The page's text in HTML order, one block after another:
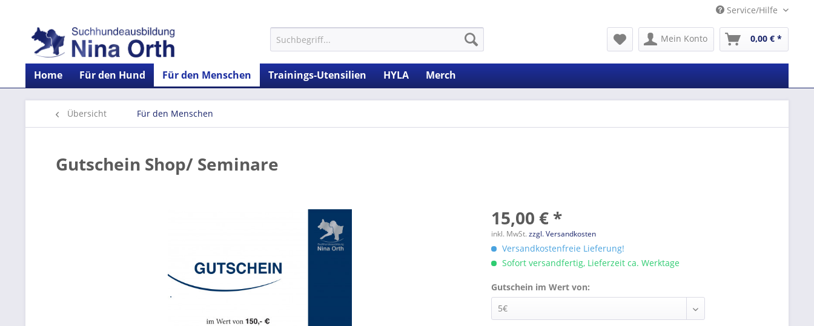
Service/Hilfe
Mein Konto 0,00 € *
Home Für den Hund Für den Menschen Trainings-Utensilien HYLA Merch
Übersicht Für den Menschen
Gutschein Shop/ Seminare
15,00 € *
inkl. MwSt.zzgl. Versandkosten
Versandkostenfreie Lieferung!
Sofort versandfertig, Lieferzeit ca. Werktage
Gutschein im Wert von: